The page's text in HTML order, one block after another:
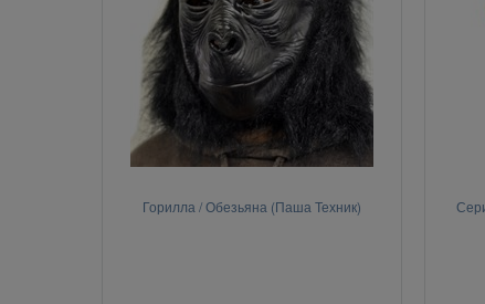
Горилла / Обезьяна (Паша Техник)